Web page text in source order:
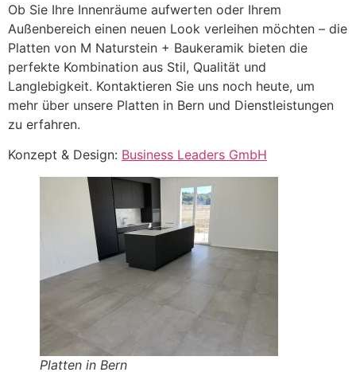
Ob Sie Ihre Innenräume aufwerten oder Ihrem
Außenbereich einen neuen Look verleihen möchten – die
Platten von M Naturstein + Baukeramik bieten die
perfekte Kombination aus Stil, Qualität und
Langlebigkeit. Kontaktieren Sie uns noch heute, um
mehr über unsere Platten in Bern und Dienstleistungen
zu erfahren.
Konzept & Design: Business Leaders GmbH
Platten in Bern